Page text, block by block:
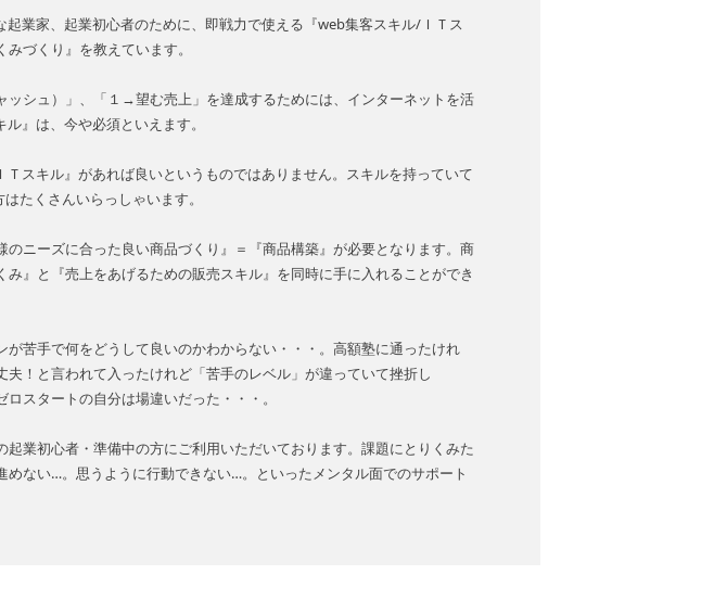
業家、起業初心者のために、即戦力で使える『web集客スキル/ＩＴス
づくり』を教えています。
シュ）」、「１→望む売上」を達成するためには、インターネットを活
』は、今や必須といえます。
スキル』があれば良いというものではありません。スキルを持っていて
たくさんいらっしゃいます。
ニーズに合った良い商品づくり』＝『商品構築』が必要となります。商
』と『売上をあげるための販売スキル』を同時に手に入れることができ
苦手で何をどうして良いのかわからない・・・。高額塾に通ったけれ
！と言われて入ったけれど「苦手のレベル」が違っていて挫折し
スタートの自分は場違いだった・・・。
業初心者・準備中の方にご利用いただいております。課題にとりくみた
ない…。思うように行動できない…。といったメンタル面でのサポート